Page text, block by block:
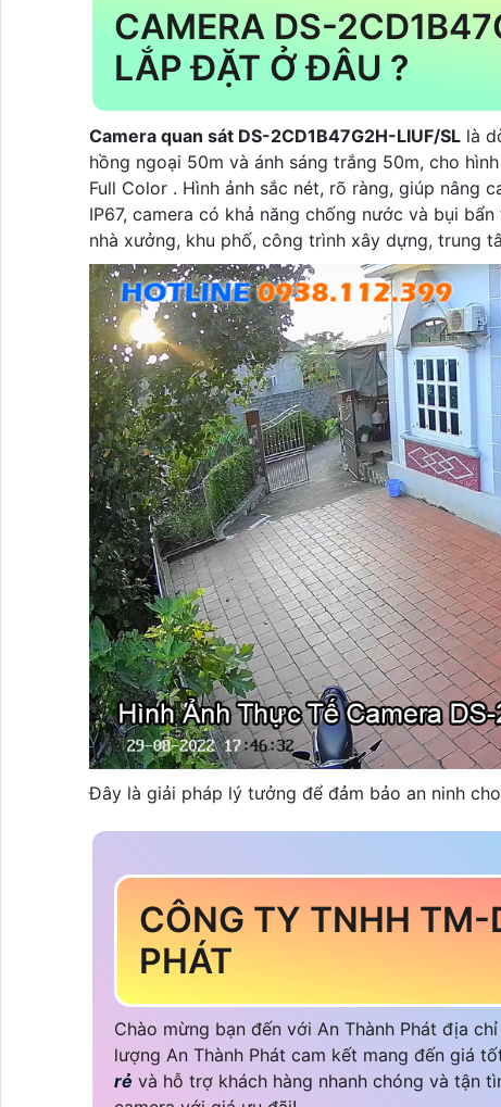
CAMERA DS-
LẮP ĐẶT Ở ĐÂU ?
Camera quan sát DS-2CD1B47G2H-LIUF/SL là
hồng ngoại 50m và ánh sáng trắng 50m, cho
Full Color . Hình ảnh sắc nét, rõ ràng, giúp nâng
IP67, camera có khả năng chống nước và bụi
nhà xưởng, khu phố, công trình xây dựng, trung
Đây là giải pháp lý tưởng để đảm bảo an ninh
CÔNG TY TNHH
PHÁT
Chào mừng bạn đến với An Thành Phát địa
lượng An Thành Phát cam kết mang đến giá
rẻ và hỗ trợ khách hàng nhanh chóng và tận